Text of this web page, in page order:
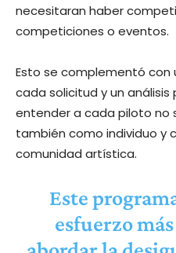
necesitaran haber
competiciones o eventos.
Esto se complementó con
cada solicitud y un
entender a cada piloto no
también como individuo y
comunidad artística.
Este
esfuerzo